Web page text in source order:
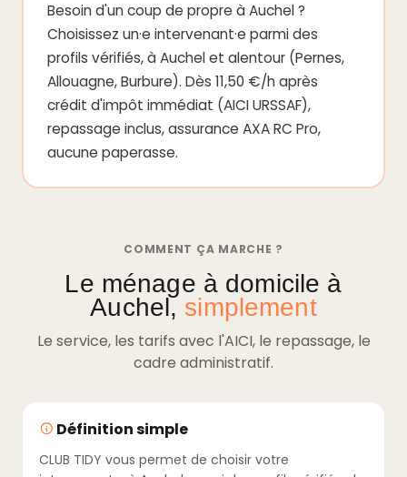
Besoin d'un coup de propre à Auchel ?
Choisissez un·e intervenant·e parmi des
profils vérifiés, à Auchel et alentour (Pernes,
Allouagne, Burbure). Dès 11,50 €/h après
crédit d'impôt immédiat (AICI URSSAF),
repassage inclus, assurance AXA RC Pro,
aucune paperasse.
COMMENT ÇA MARCHE ?
Le ménage à domicile à
Auchel, simplement
Le service, les tarifs avec l'AICI, le repassage, le
cadre administratif.
Définition simple
CLUB TIDY vous permet de choisir votre